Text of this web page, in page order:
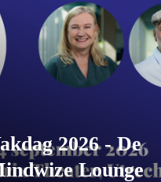
2026 - De
Lounge